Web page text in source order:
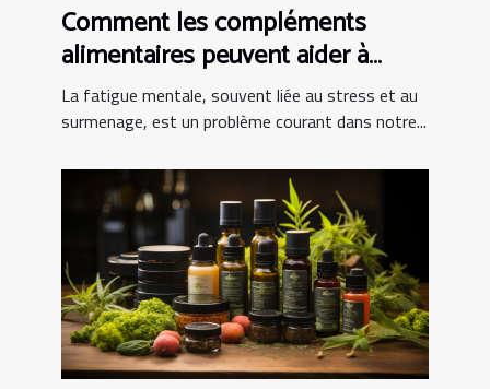
Comment les compléments
alimentaires peuvent aider à
combattre la fatigue mentale
La fatigue mentale, souvent liée au stress et au
surmenage, est un problème courant dans notre...